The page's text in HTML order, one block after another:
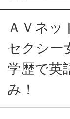
ＡＶネッ
セクシー
学歴で英
み！